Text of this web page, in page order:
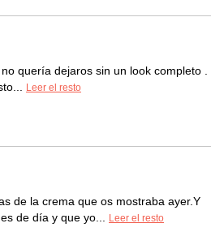
quería dejaros sin un look completo .
Leer el resto
de la crema que os mostraba ayer.Y
de día y que yo...
Leer el resto